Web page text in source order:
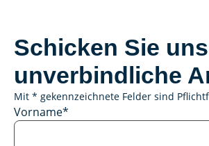
Schicken Sie
unverbindliche
Mit * gekennzeichnete Felder sind
Vorname*